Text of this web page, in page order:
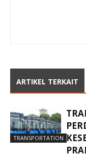
ARTIKEL TERKAIT
TRANSPORTATION